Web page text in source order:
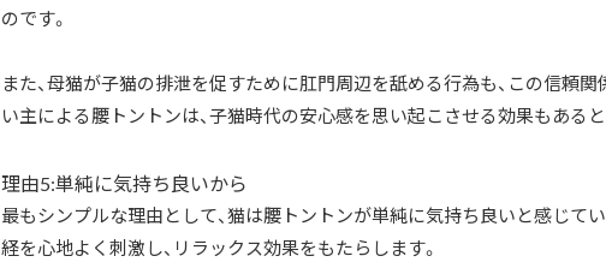
のです。
また、母猫が子猫の排泄を促すために肛門周辺を舐める行為も、この信頼
い主による腰トントンは、子猫時代の安心感を思い起こさせる効果もある
理由5:単純に気持ち良いから
最もシンプルな理由として、猫は腰トントンが単純に気持ち良いと感じて
経を心地よく刺激し、リラックス効果をもたらします。